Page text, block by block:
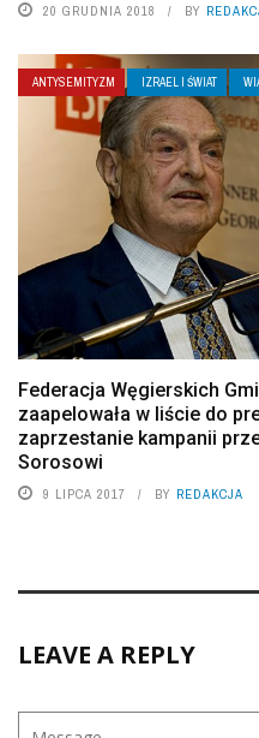
20 GRUDNIA 2018 BY
ANTYSEMITYZM IZRAEL I ŚWIAT
Federacja Węgierskich
zaapelowała w liście do
zaprzestanie kampanii
Sorosowi
9 LIPCA 2017 BY REDAKCJA
LEAVE A REPLY